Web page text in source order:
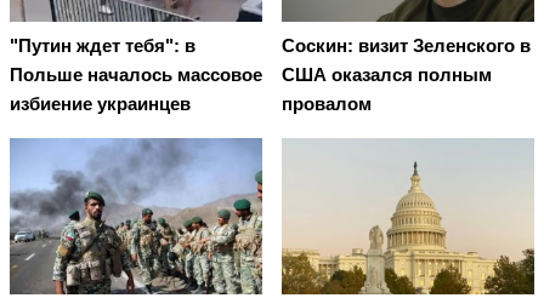
"Путин ждет тебя": в
Польше началось массовое
избиение украинцев
Соскин: визит Зеленского в
США оказался полным
провалом